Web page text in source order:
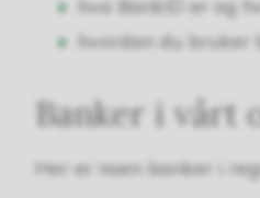
hva BankID er og
hvordan du bruker
Banker i vårt
Her er noen banker i